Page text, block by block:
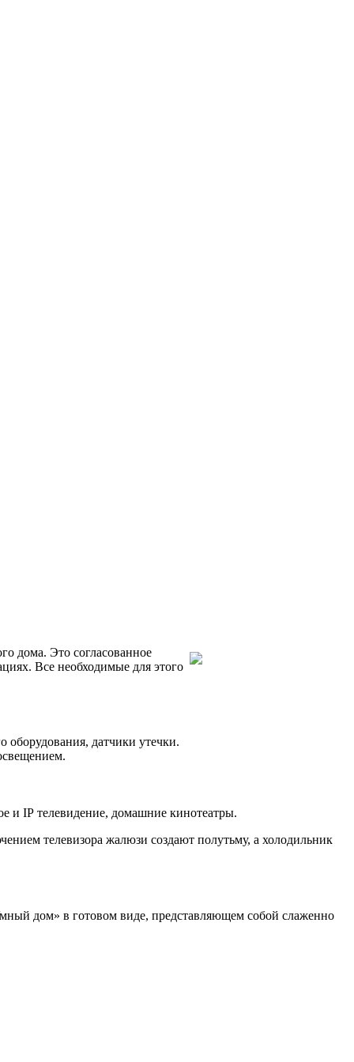
дома. Это согласованное
Все необходимые для этого
оборудования, датчики утечки.
и IP телевидение, домашние кинотеатры.
телевизора жалюзи создают полутьму, а холодильник
дом» в готовом виде, представляющем собой слаженно